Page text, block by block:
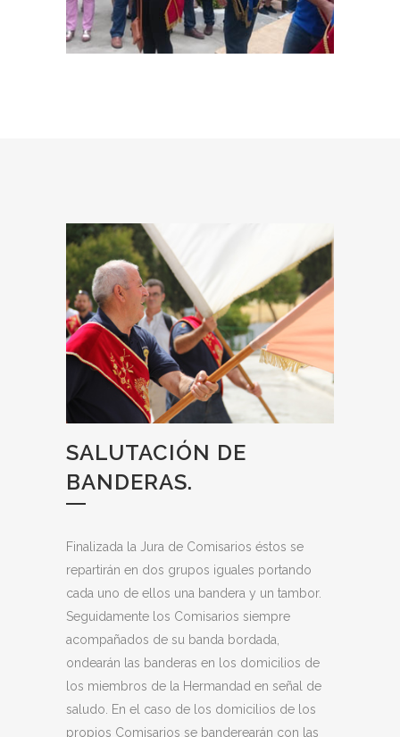
SALUTACIÓN DE
BANDERAS.
Finalizada la Jura de Comisarios éstos se
repartirán en dos grupos iguales portando
cada uno de ellos una bandera y un tambor.
Seguidamente los Comisarios siempre
acompañados de su banda bordada,
ondearán las banderas en los domicilios de
los miembros de la Hermandad en señal de
saludo. En el caso de los domicilios de los
propios Comisarios se banderearán con las